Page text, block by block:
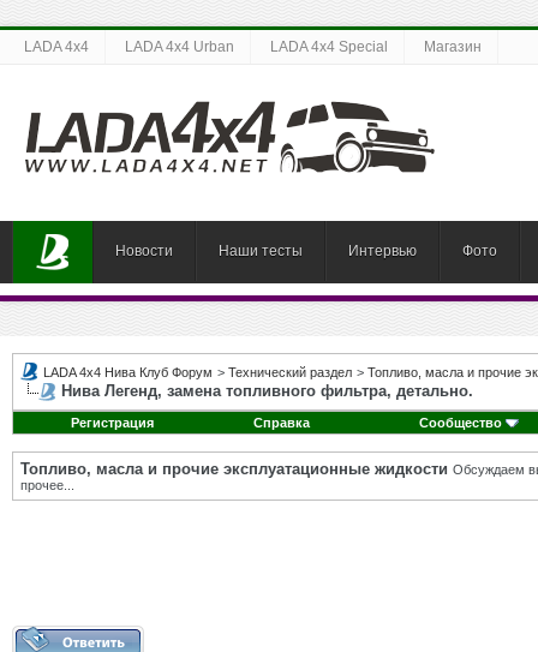
LADA 4x4 LADA 4x4 Urban LADA 4x4 Special Магазин
Новости Наши тесты Интервью Фото
LADA 4x4 Нива Клуб Форум > Технический раздел > Топливо, масла и прочие
Нива Легенд, замена топливного фильтра, детально.
Регистрация Справка Сообщество
Топливо, масла и прочие эксплуатационные жидкости Обсуждаем
прочее...